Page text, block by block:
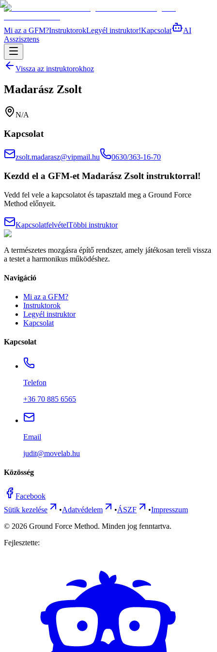
Mi az a GFM?InstruktorokLegyél instruktor!Kapcsolat
AI
Asszisztens
Vissza az instruktorokhoz
Madarász Zsolt
N/A
Kapcsolat
zsolt.madarasz@vipmail.hu 0630/363-16-70
Kezdd el a GFM-et Madarász Zsolt instruktorral!
Vedd fel vele a kapcsolatot és tapasztald meg a Ground Force
Method előnyeit.
KapcsolatfelvételTöbbi instruktor
A természetes mozgásra építő rendszer, amely játékosan tereli vissza
a testet a harmonikus működéshez.
Navigáció
Mi az a GFM?
Instruktorok
Legyél instruktor
Kapcsolat
Kapcsolat
Telefon
+36 70 885 6565
Email
judit@movelab.hu
Közösség
Facebook
Sütik kezelése
•Adatvédelem •ÁSZF •Impresszum
© 2026 Ground Force Method. Minden jog fenntartva.
Fejlesztette: